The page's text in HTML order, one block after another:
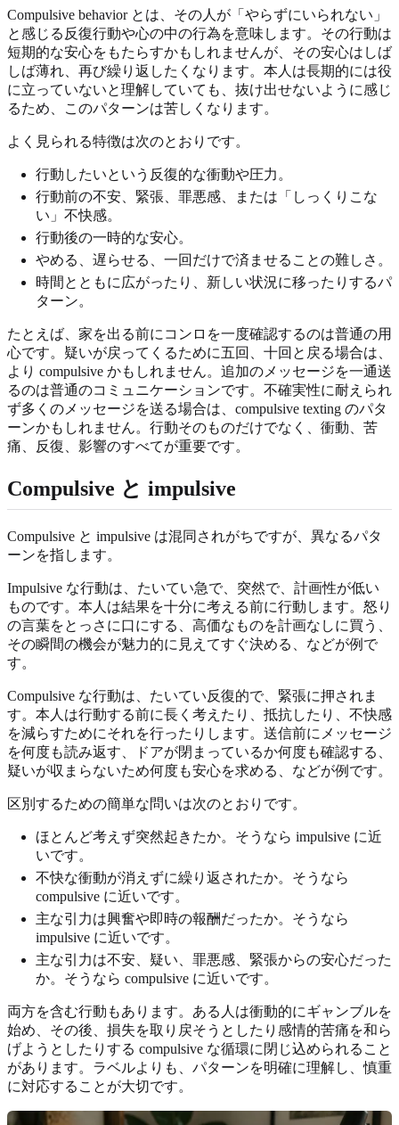
Compulsive behavior とは、その人が「やらずにいられない」
と感じる反復行動や心の中の行為を意味します。その行動は
短期的な安心をもたらすかもしれませんが、その安心はしば
しば薄れ、再び繰り返したくなります。本人は長期的には役
に立っていないと理解していても、抜け出せないように感じ
るため、このパターンは苦しくなります。
よく見られる特徴は次のとおりです。
行動したいという反復的な衝動や圧力。
行動前の不安、緊張、罪悪感、または「しっくりこな
い」不快感。
行動後の一時的な安心。
やめる、遅らせる、一回だけで済ませることの難しさ。
時間とともに広がったり、新しい状況に移ったりするパ
ターン。
たとえば、家を出る前にコンロを一度確認するのは普通の用
心です。疑いが戻ってくるために五回、十回と戻る場合は、
より compulsive かもしれません。追加のメッセージを一通送
るのは普通のコミュニケーションです。不確実性に耐えられ
ず多くのメッセージを送る場合は、compulsive texting のパタ
ーンかもしれません。行動そのものだけでなく、衝動、苦
痛、反復、影響のすべてが重要です。
Compulsive と impulsive
Compulsive と impulsive は混同されがちですが、異なるパタ
ーンを指します。
Impulsive な行動は、たいてい急で、突然で、計画性が低い
ものです。本人は結果を十分に考える前に行動します。怒り
の言葉をとっさに口にする、高価なものを計画なしに買う、
その瞬間の機会が魅力的に見えてすぐ決める、などが例で
す。
Compulsive な行動は、たいてい反復的で、緊張に押されま
す。本人は行動する前に長く考えたり、抵抗したり、不快感
を減らすためにそれを行ったりします。送信前にメッセージ
を何度も読み返す、ドアが閉まっているか何度も確認する、
疑いが収まらないため何度も安心を求める、などが例です。
区別するための簡単な問いは次のとおりです。
ほとんど考えず突然起きたか。そうなら impulsive に近
いです。
不快な衝動が消えずに繰り返されたか。そうなら
compulsive に近いです。
主な引力は興奮や即時の報酬だったか。そうなら
impulsive に近いです。
主な引力は不安、疑い、罪悪感、緊張からの安心だった
か。そうなら compulsive に近いです。
両方を含む行動もあります。ある人は衝動的にギャンブルを
始め、その後、損失を取り戻そうとしたり感情的苦痛を和ら
げようとしたりする compulsive な循環に閉じ込められること
があります。ラベルよりも、パターンを明確に理解し、慎重
に対応することが大切です。